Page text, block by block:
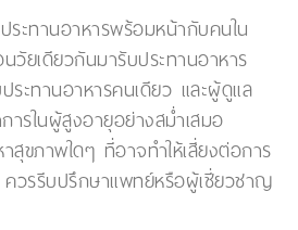
ระทานอาหารพร้อมหน้ากับคนใน
ยเดียวกันมารับประทานอาหาร
ระทานอาหารคนเดียว และผู้ดูแล
ารในผู้สูงอายุอย่างสม่ำเสมอ
ขภาพใดๆ ที่อาจทำให้เสี่ยงต่อการ
ควรรีบปรึกษาแพทย์หรือผู้เชี่ยวชาญ